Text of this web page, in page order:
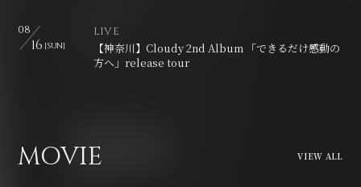
08
16 [SUN]
LIVE
【神奈川】Cloudy 2nd Album 「できるだけ感動の
方へ」release tour
MOVIE VIEW ALL